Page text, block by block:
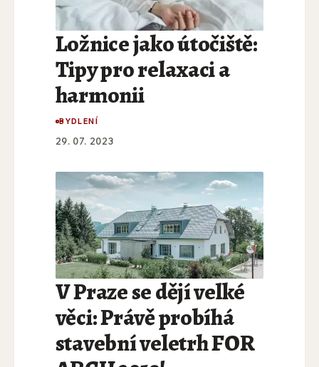
Ložnice jako útočiště:
Tipy pro relaxaci a
harmonii
BYDLENÍ
29. 07. 2023
V Praze se dějí velké
věci: Právě probíhá
stavební veletrh FOR